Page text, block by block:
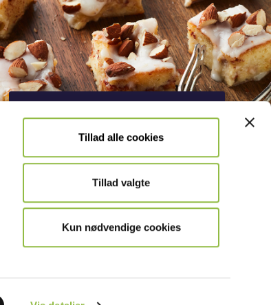
Tillad alle cookies
Tillad valgte
Kun nødvendige cookies